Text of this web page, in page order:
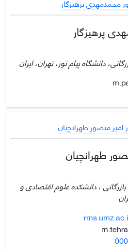
پرهیزگار
دانشگاه پیام نور، تهران، ایران
طهرانچیان
، دانشکده علوم اقتصادی و